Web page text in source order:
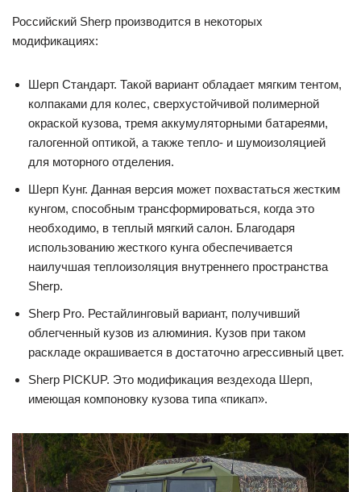
Российский Sherp производится в некоторых
модификациях:
Шерп Стандарт. Такой вариант обладает мягким тентом,
колпаками для колес, сверхустойчивой полимерной
окраской кузова, тремя аккумуляторными батареями,
галогенной оптикой, а также тепло- и шумоизоляцией
для моторного отделения.
Шерп Кунг. Данная версия может похвастаться жестким
кунгом, способным трансформироваться, когда это
необходимо, в теплый мягкий салон. Благодаря
использованию жесткого кунга обеспечивается
наилучшая теплоизоляция внутреннего пространства
Sherp.
Sherp Pro. Рестайлинговый вариант, получивший
облегченный кузов из алюминия. Кузов при таком
раскладе окрашивается в достаточно агрессивный цвет.
Sherp PICKUP. Это модификация вездехода Шерп,
имеющая компоновку кузова типа «пикап».